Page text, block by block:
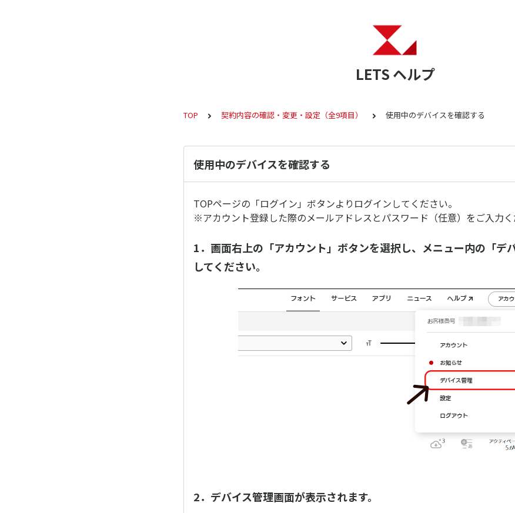
LETS ヘルプ
TOP 契約内容の確認・変更・設定（全9項目） 使用中のデバイスを確認する
使用中のデバイスを確認する
TOPページの「ログイン」ボタンよりログインしてください。
※アカウント登録した際のメールアドレスとパスワード（任意）をご入力
1．画面右上の「アカウント」ボタンを選択し、メニュー内の「デ
してください。
2．デバイス管理画面が表示されます。